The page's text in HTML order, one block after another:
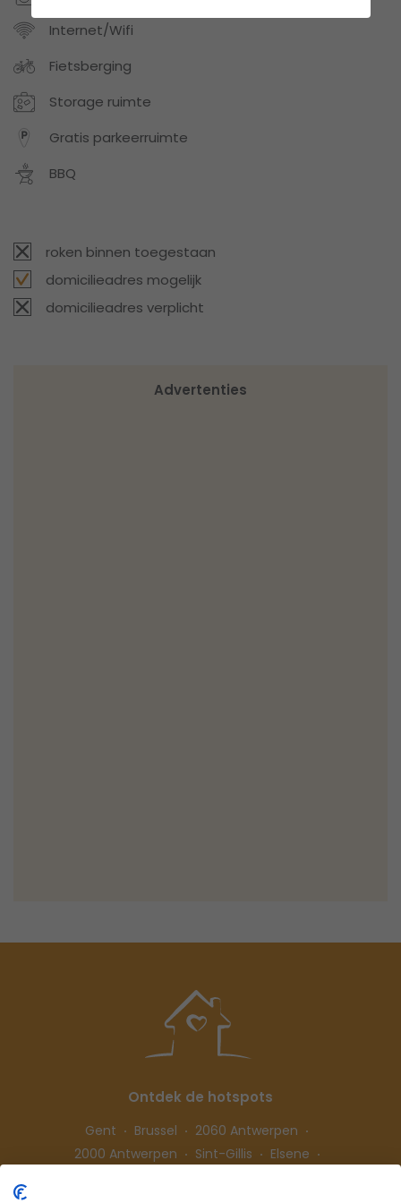
Internet/Wifi
Fietsberging
Storage ruimte
Gratis parkeerruimte
BBQ
roken binnen toegestaan
domicilieadres mogelijk
domicilieadres verplicht
Advertenties
Ontdek de hotspots
Gent Brussel
2060 Antwerpen
2000 Antwerpen
Sint-Gillis
Elsene